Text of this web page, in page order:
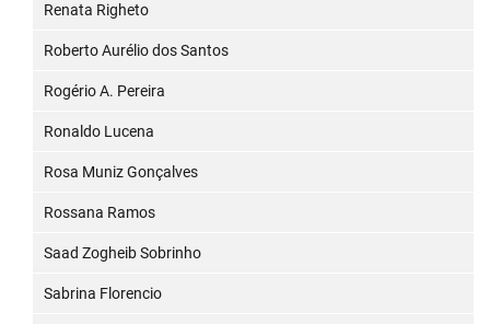
Renata Righeto
Roberto Aurélio dos Santos
Rogério A. Pereira
Ronaldo Lucena
Rosa Muniz Gonçalves
Rossana Ramos
Saad Zogheib Sobrinho
Sabrina Florencio